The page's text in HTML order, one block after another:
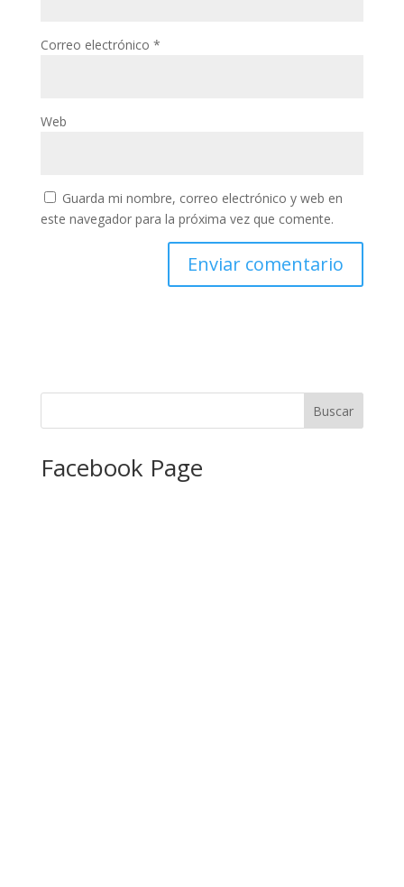
Correo electrónico *
Web
Guarda mi nombre, correo electrónico y web en
este navegador para la próxima vez que comente.
Facebook Page